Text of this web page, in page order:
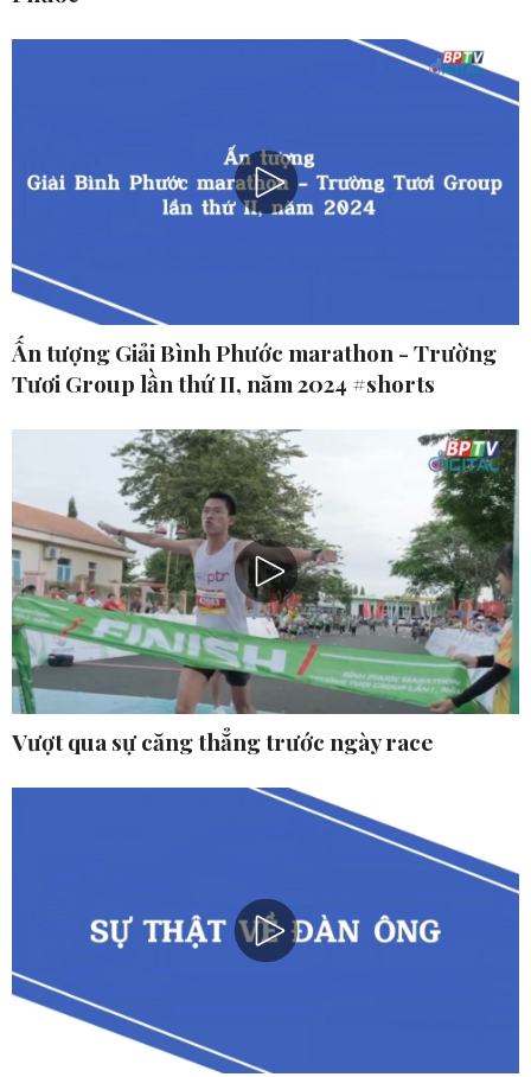
Ấn tượng Giải Bình Phước marathon - Trường
Tươi Group lần thứ II, năm 2024 #shorts
Vượt qua sự căng thẳng trước ngày race